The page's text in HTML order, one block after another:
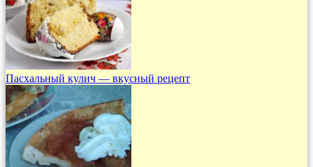
Пасхальный кулич — вкусный рецепт